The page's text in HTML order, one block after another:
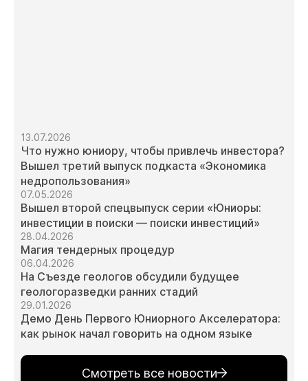
13.07.2026
Что нужно юниору, чтобы привлечь инвестора?
Вышел третий выпуск подкаста «Экономика
недропользования»
07.05.2026
Вышел второй спецвыпуск серии «Юниоры:
инвестиции в поиски — поиски инвестиций»
28.04.2026
Магия тендерных процедур
06.04.2026
На Съезде геологов обсудили будущее
геологоразведки ранних стадий
29.01.2026
Демо День Первого Юниорного Акселератора:
как рынок начал говорить на одном языке
Смотреть все новости